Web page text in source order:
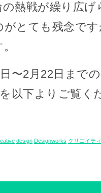
熱戦が繰り広
とても残念で
〜2月22日までの
以下よりご覧く
design Designworks クリエイテ